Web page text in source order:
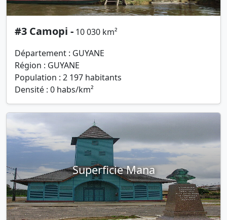
#3 Camopi - 10 030 km²
Département : GUYANE
Région : GUYANE
Population : 2 197 habitants
Densité : 0 habs/km²
Superficie Mana